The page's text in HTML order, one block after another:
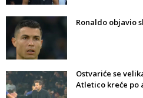
Ronaldo objavio
Ostvariće se
Atletico kreće po